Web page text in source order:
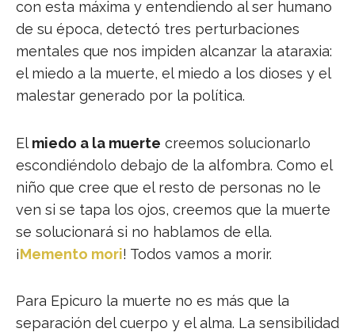
con esta máxima y entendiendo al ser humano
de su época, detectó tres perturbaciones
mentales que nos impiden alcanzar la ataraxia:
el miedo a la muerte, el miedo a los dioses y el
malestar generado por la política.
El miedo a la muerte creemos solucionarlo
escondiéndolo debajo de la alfombra. Como el
niño que cree que el resto de personas no le
ven si se tapa los ojos, creemos que la muerte
se solucionará si no hablamos de ella.
¡Memento mori! Todos vamos a morir.
Para Epicuro la muerte no es más que la
separación del cuerpo y el alma. La sensibilidad